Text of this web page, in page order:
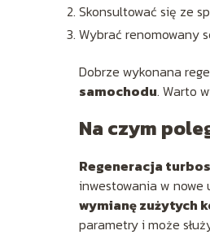
Skonsultować się ze
Wybrać renomowany
Dobrze wykonana
samochodu. Warto
Na czym
Regeneracja
inwestowania w nowe
wymianę zużytych
parametry i może